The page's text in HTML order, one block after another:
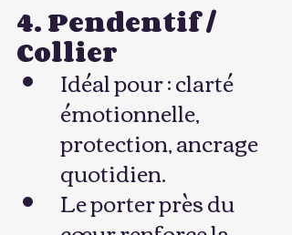
4. Pendentif /
Collier
Idéal pour : clarté
émotionnelle,
protection, ancrage
quotidien.
Le porter près du